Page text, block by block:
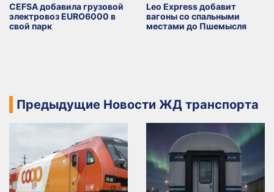
CEFSA добавила грузовой
электровоз EURO6000 в
свой парк
Leo Express добавит
вагоны со спальными
местами до Пшемысля
Предыдущие Новости ЖД транспорта